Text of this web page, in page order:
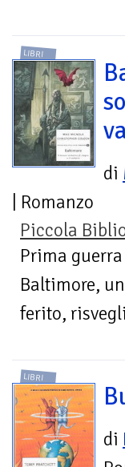
LIBRI
di
| Romanzo
Piccola
Prima
Baltimore,
ferito,
LIBRI
di